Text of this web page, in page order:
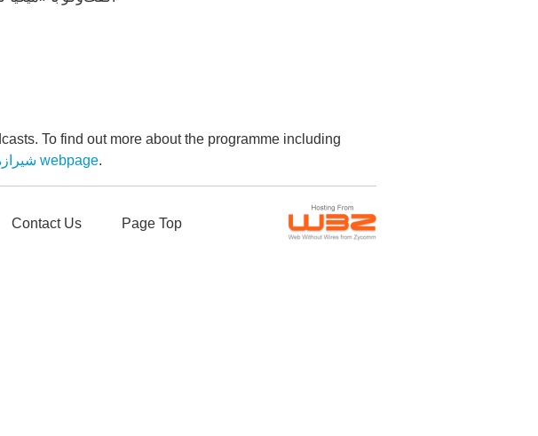
To find out more about the programme including
شیرازه webpage.
Contact Us Page Top